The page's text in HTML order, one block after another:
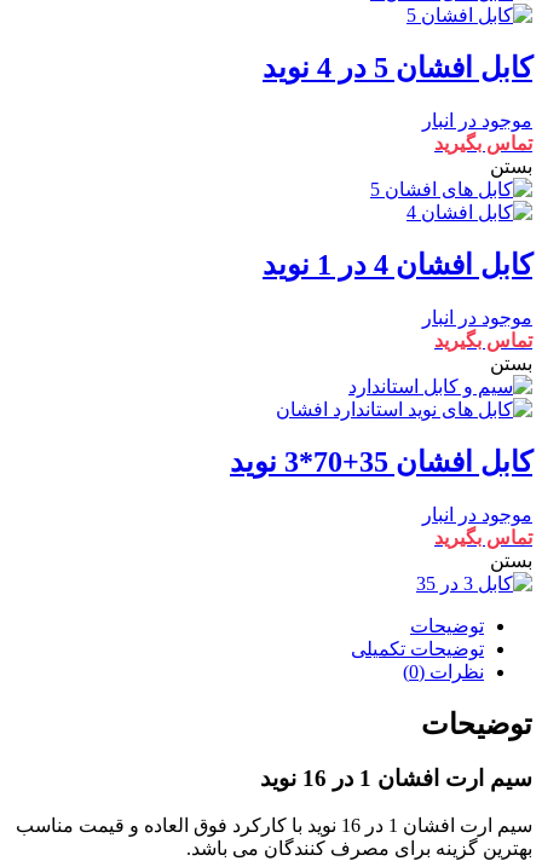
کابل افشان 5 در 4 نوید
موجود در انبار
تماس بگیرید
بستن
کابل افشان 4 در 1 نوید
موجود در انبار
تماس بگیرید
بستن
کابل افشان 35+70*3 نوید
موجود در انبار
تماس بگیرید
بستن
توضیحات
توضیحات تکمیلی
نظرات (0)
توضیحات
سیم ارت افشان 1 در 16 نوید
سیم ارت افشان 1 در 16 نوید با کارکرد فوق العاده و قیمت مناسب
بهترین گزینه برای مصرف کنندگان می باشد.